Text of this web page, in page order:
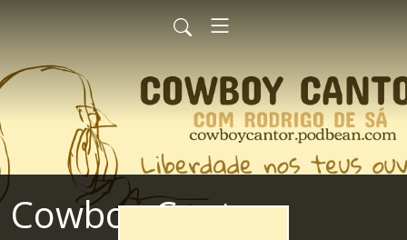
Cowboy Cantor